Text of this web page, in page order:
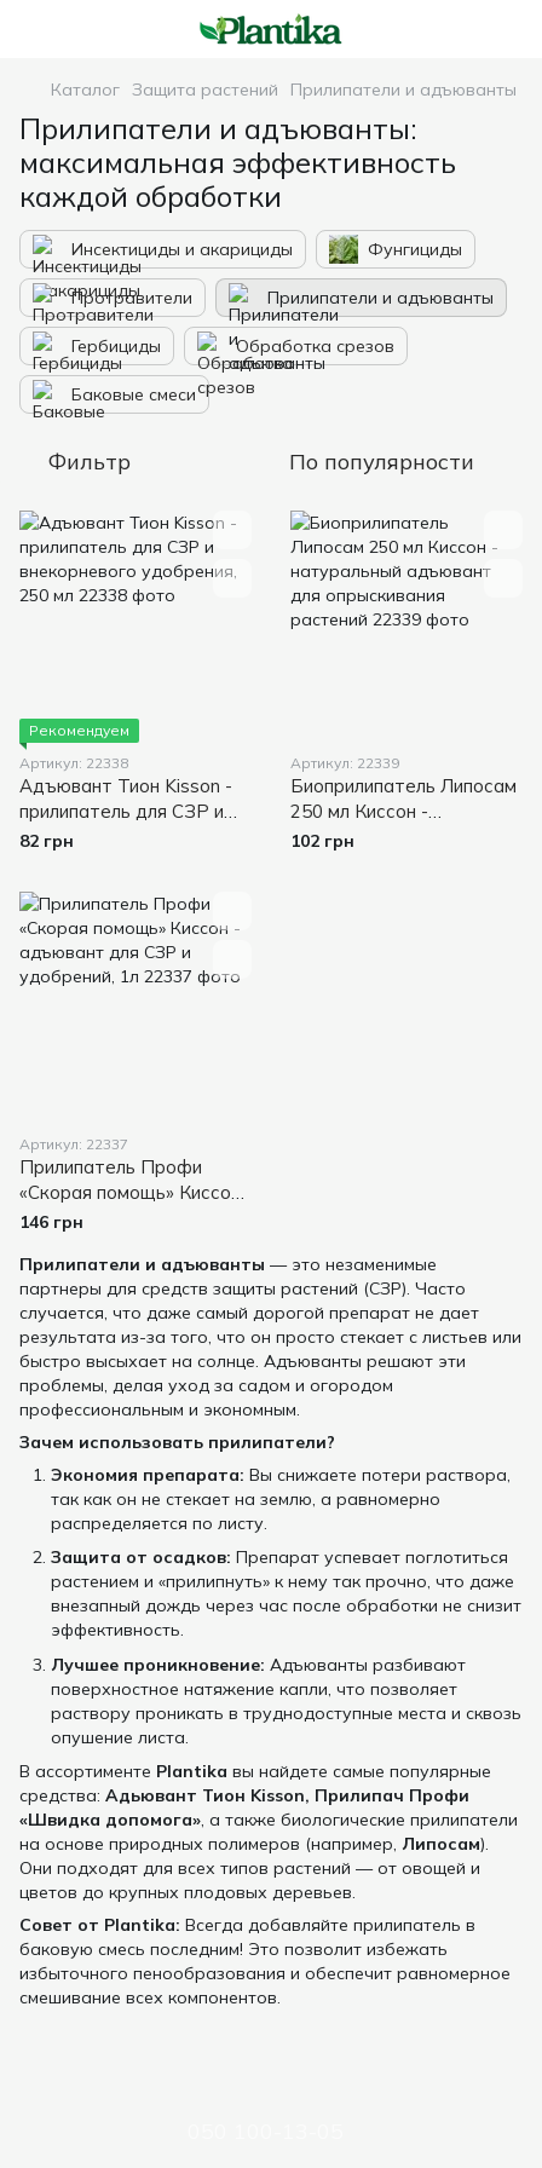
Каталог Защита растений Прилипатели и адъюванты
Прилипатели и адъюванты:
максимальная эффективность
каждой обработки
Инсектициды и акарициды Фунгициды
Протравители Прилипатели и адъюванты
Гербициды Обработка срезов
Баковые смеси
Фильтр По популярности
Рекомендуем
Артикул: 22338
Адъювант Тион Kisson -
прилипатель для СЗР и
внекорневого удобрения,
82 грн
Артикул: 22339
Биоприлипатель Липосам
250 мл Киссон -
натуральный адъювант
102 грн
Артикул: 22337
Прилипатель Профи
«Скорая помощь» Киссон
- адъювант для СЗР и
146 грн
Прилипатели и адъюванты — это незаменимые
партнеры для средств защиты растений (СЗР). Часто
случается, что даже самый дорогой препарат не дает
результата из-за того, что он просто стекает с листьев или
быстро высыхает на солнце. Адъюванты решают эти
проблемы, делая уход за садом и огородом
профессиональным и экономным.
Зачем использовать прилипатели?
Экономия препарата: Вы снижаете потери раствора,
так как он не стекает на землю, а равномерно
распределяется по листу.
Защита от осадков: Препарат успевает поглотиться
растением и «прилипнуть» к нему так прочно, что даже
внезапный дождь через час после обработки не снизит
эффективность.
Лучшее проникновение: Адъюванты разбивают
поверхностное натяжение капли, что позволяет
раствору проникать в труднодоступные места и сквозь
опушение листа.
В ассортименте Plantika вы найдете самые популярные
средства: Адьювант Тион Kisson, Прилипач Профи
«Швидка допомога», а также биологические прилипатели
на основе природных полимеров (например, Липосам).
Они подходят для всех типов растений — от овощей и
цветов до крупных плодовых деревьев.
Совет от Plantika: Всегда добавляйте прилипатель в
баковую смесь последним! Это позволит избежать
избыточного пенообразования и обеспечит равномерное
смешивание всех компонентов.